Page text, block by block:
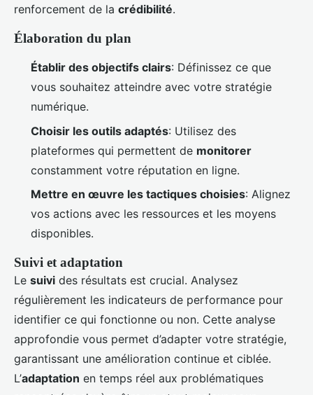
renforcement de la crédibilité.
Élaboration du plan
Établir des objectifs clairs: Définissez ce que
vous souhaitez atteindre avec votre stratégie
numérique.
Choisir les outils adaptés: Utilisez des
plateformes qui permettent de monitorer
constamment votre réputation en ligne.
Mettre en œuvre les tactiques choisies: Alignez
vos actions avec les ressources et les moyens
disponibles.
Suivi et adaptation
Le suivi des résultats est crucial. Analysez
régulièrement les indicateurs de performance pour
identifier ce qui fonctionne ou non. Cette analyse
approfondie vous permet d’adapter votre stratégie,
garantissant une amélioration continue et ciblée.
L’adaptation en temps réel aux problématiques